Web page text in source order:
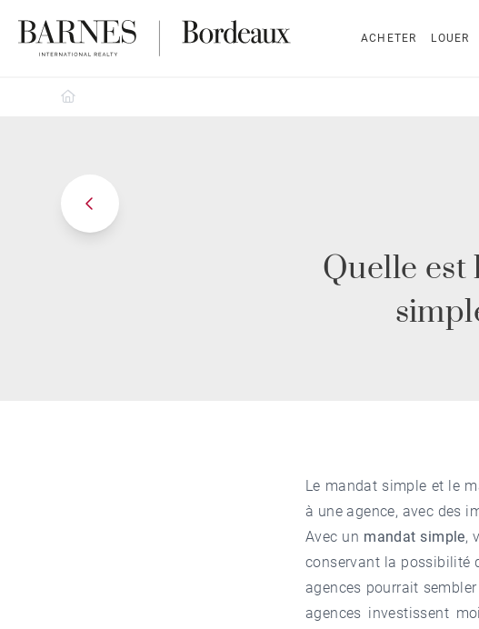
ACHETER LOUER
Barnes Bordeaux
Quelle
Le mandat simple et le
à une agence, avec des
Avec un mandat simple,
conservant la possibilité
agences pourrait
agences investissent